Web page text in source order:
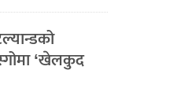
‘खेलकुद